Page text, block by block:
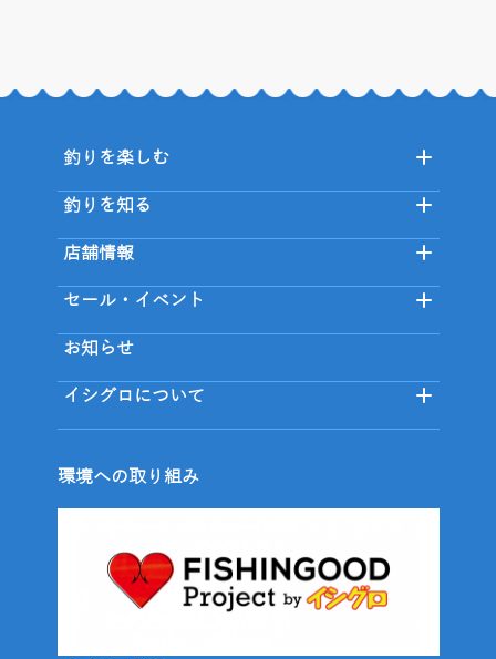
釣りを楽しむ
釣りを知る
店舗情報
セール・イベント
お知らせ
イシグロについて
環境への取り組み